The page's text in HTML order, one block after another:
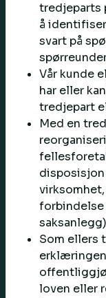
tredjeparts
å
svart på
Vår kunde
har eller
tredjepart
Med en
disposisjon
forbindelse
Som ellers
loven eller